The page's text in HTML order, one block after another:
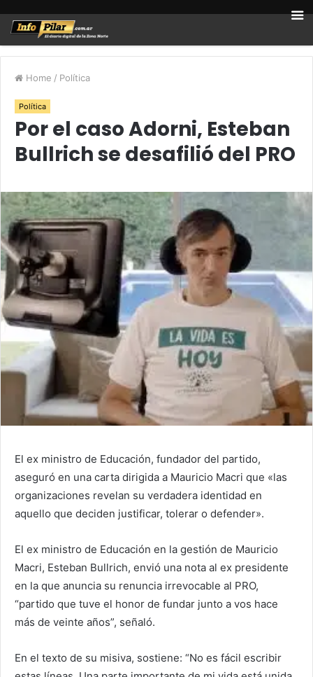
Home / Política
Política
Por el caso Adorni, Esteban
Bullrich se desafilió del PRO
El ex ministro de Educación, fundador del partido,
aseguró en una carta dirigida a Mauricio Macri que «las
organizaciones revelan su verdadera identidad en
aquello que deciden justificar, tolerar o defender».
El ex ministro de Educación en la gestión de Mauricio
Macri, Esteban Bullrich, envió una nota al ex presidente
en la que anuncia su renuncia irrevocable al PRO,
“partido que tuve el honor de fundar junto a vos hace
más de veinte años”, señaló.
En el texto de su misiva, sostiene: “No es fácil escribir